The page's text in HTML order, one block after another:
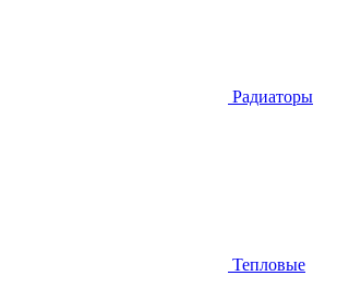
Радиаторы
Тепловые